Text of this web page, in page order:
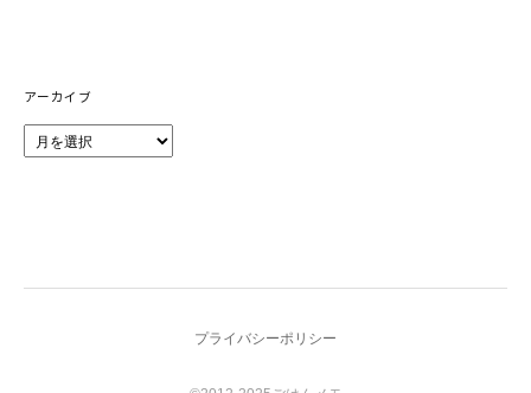
アーカイブ
ー
プライバシーポリシー